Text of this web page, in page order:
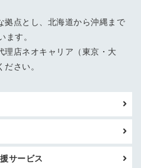
拠点とし、北海道から沖縄まで
ます。
理店ネオキャリア（東京・大
さい。
サービス